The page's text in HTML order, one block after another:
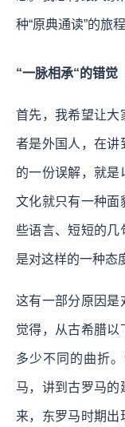
种“原典通读”的旅程
“一脉相承“的错觉
首先，我希望让大
者是外国人，在讲
的一份误解，就是
文化就只有一种面
些语言、短短的几
是对这样的一种态
这有一部分原因是
觉得，从古希腊以
多少不同的曲折
马，讲到古罗马的
来，东罗马时期出